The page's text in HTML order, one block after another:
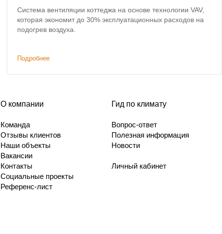
Система вентиляции коттеджа на основе технологии VAV,
которая экономит до 30% эксплуатационных расходов на
подогрев воздуха.
Подробнее
О компании
Команда
Отзывы клиентов
Наши объекты
Вакансии
Контакты
Социальные проекты
Референс-лист
Гид по климату
Вопрос-ответ
Полезная информация
Новости
Личный кабинет